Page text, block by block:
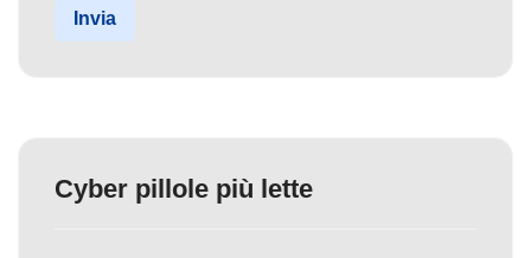
Invia
Cyber pillole più lette